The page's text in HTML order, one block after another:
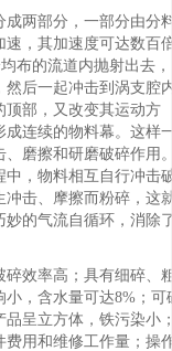
成两部分，一部分由分
，其加速度可达数百
布的流道内抛射出去，
后一起冲击到涡支腔
顶部，又改变其运动方
连续的物料幕。这样
磨擦和研磨破碎作用
，物料相互自行冲击
击、摩擦而粉碎，这
的气流自循环，消除
效率高；具有细碎、
，含水量可达8%；可
呈立方体，铁污染小
用和维修工作量；操